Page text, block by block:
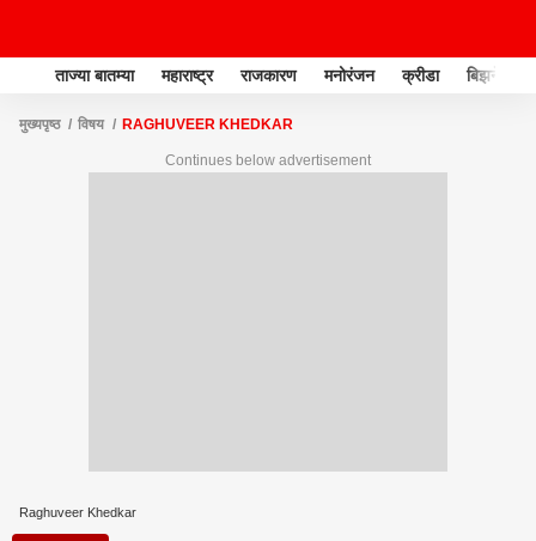
ताज्या बातम्या महाराष्ट्र राजकारण मनोरंजन क्रीडा बिझनेस
मुख्यपृष्ठ विषय RAGHUVEER KHEDKAR
Continues below advertisement
Raghuveer Khedkar